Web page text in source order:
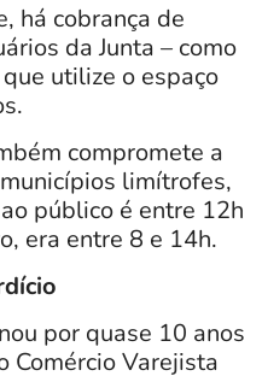
há cobrança de
da Junta – como
utilize o espaço
compromete a
limítrofes,
público é entre 12h
era entre 8 e 14h.
por quase 10 anos
Comércio Varejista